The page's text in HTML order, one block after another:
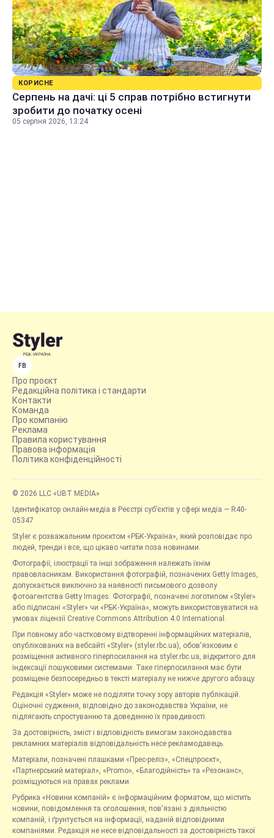
КОРИСНЕ
Серпень на дачі: ці 5 справ потрібно встигнути
зробити до початку осені
05 серпня 2026, 13:24
FB
Про проєкт
Редакційна політика і стандарти
Контакти
Команда
Про компанію
Реклама
Правила користування
Правова інформація
Політика конфіденційності
© 2026 LLC «UBT MEDIA»
Ідентифікатор онлайн-медіа в Реєстрі суб’єктів у сфері медіа — R40-
05347
Styler є розважальним проєктом «РБК-Україна», який розповідає про
людей, тренди і все, що цікаво читати поза новинами.
Фотографії, ілюстрації та інші зображення належать їхнім
правовласникам. Використання фотографій, позначених Getty Images,
допускається виключно за наявності письмового дозволу
фотоагентства Getty Images. Фотографії, позначені логотипом «Styler»
або підписані «Styler» чи «РБК-Україна», можуть використовуватися на
умовах ліцензії Creative Commons Attribution 4.0 International.
При повному або частковому відтворенні інформаційних матеріалів,
опублікованих на вебсайті «Styler» (styler.rbc.ua), обов'язковим є
розміщення активного гіперпосилання на styler.rbc.ua, відкритого для
індексації пошуковими системами. Таке гіперпосилання має бути
розміщене безпосередньо в тексті матеріалу не нижче другого абзацу.
Редакція «Styler» може не поділяти точку зору авторів публікацій.
Оціночні судження, відповідно до законодавства України, не
підлягають спростуванню та доведенню їх правдивості.
За достовірність, зміст і відповідність вимогам законодавства
рекламних матеріалів відповідальність несе рекламодавець.
Матеріали, позначені плашками «Прес-реліз», «Спецпроєкт»,
«Партнерський матеріал», «Promo», «Благодійність» та «Резонанс»,
розміщуються на правах реклами.
Рубрика «Новини компаній» є інформаційним форматом, що містить
новини, повідомлення та оголошення, пов'язані з діяльністю
компаній, і ґрунтується на інформації, наданій відповідними
компаніями. Редакція не несе відповідальності за достовірність такої